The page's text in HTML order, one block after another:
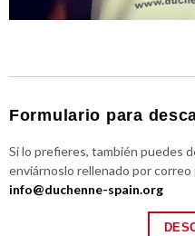
Formulario para
Si lo prefieres, también puedes
enviárnoslo rellenado por
info@duchenne-spain.org